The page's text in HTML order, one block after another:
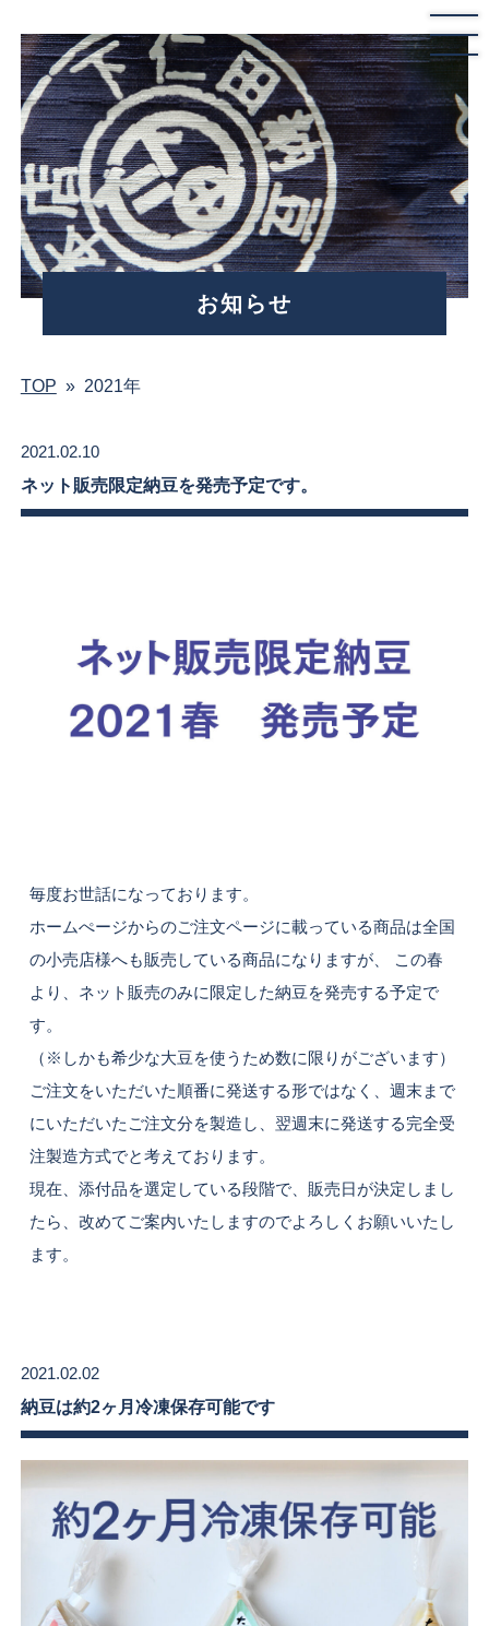
お知らせ
TOP » 2021年
2021.02.10
ネット販売限定納豆を発売予定です。
毎度お世話になっております。
ホームぺージからのご注文ページに載っている商品は全国
の小売店様へも販売している商品になりますが、 この春
より、ネット販売のみに限定した納豆を発売する予定で
す。
（※しかも希少な大豆を使うため数に限りがございます）
ご注文をいただいた順番に発送する形ではなく、週末まで
にいただいたご注文分を製造し、翌週末に発送する完全受
注製造方式でと考えております。
現在、添付品を選定している段階で、販売日が決定しまし
たら、改めてご案内いたしますのでよろしくお願いいたし
ます。
2021.02.02
納豆は約2ヶ月冷凍保存可能です